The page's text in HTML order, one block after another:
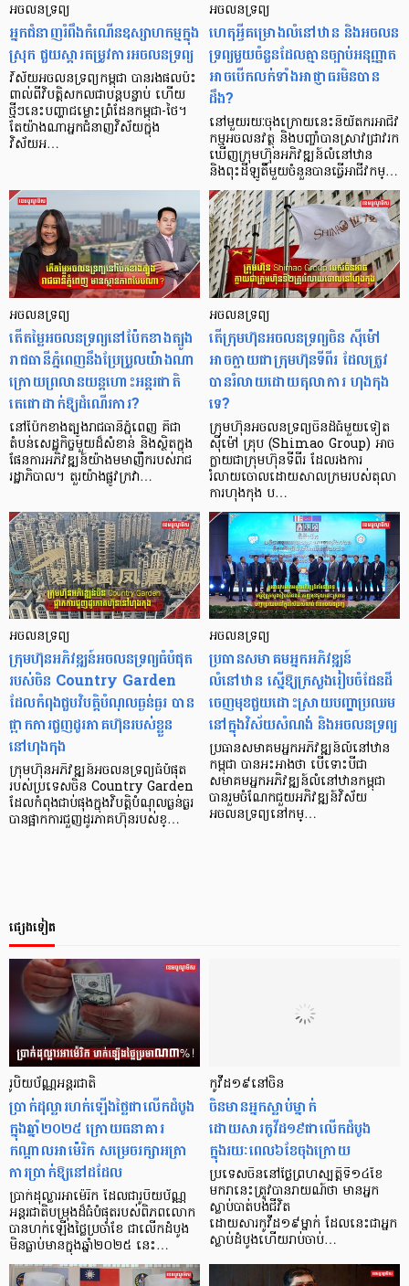
អចលនទ្រព្យ
អ្នកជំនាញរំពឹងកំណើនឧស្សាហកម្មក្នុង
ស្រុក ជួយស្តារតម្រូវការអចលនទ្រព្យ
វិស័យអចលនទ្រព្យកម្ពុជា បានរងផលប៉ះ
ពាល់ពីវិបត្តិសកលជាបន្តបន្ទាប់ ហើយ
ថ្មីៗនេះបញ្ហាជម្លោះព្រំដែនកម្ពុជា-ថៃ។
តែយ៉ាងណាអ្នកជំនាញវិស័យក្នុង
វិស័យអ…
អចលនទ្រព្យ
ហេតុអ្វីគម្រោងលំនៅឋាន និងអចលន
ទ្រព្យមួយចំនួនដែលគ្មានច្បាប់អនុញ្ញាត
អាចបើកលក់ទាំងអាជ្ញាធរមិនបាន
ដឹង?
នៅមួយរយៈចុងក្រោយនេះនិយ័តករអាជីវ
កម្មអចលនវត្ថុ និងបញ្ចាំបានស្រាវជ្រាវរក
ឃើញក្រុមហ៊ុនអភិវឌ្ឍន៍លំនៅឋាន
និងពុះដីឡូតិ៍មួយចំនួនបានធ្វើអាជីវកម្…
អចលនទ្រព្យ
តើតម្លៃអចលនទ្រព្យនៅប៉ែកខាងត្បូង
រាជធានីភ្នំពេញនឹងប្រែប្រួលយ៉ាងណា
ក្រោយព្រលានយន្តហោះអន្តរជាតិ
តេជោដាក់ឱ្យដំណើរការ?
នៅប៉ែកខាងត្បូងរាជធានីភ្នំពេញ គឺជា
តំបន់សេដ្ឋកិច្ចមួយដ៏សំខាន់ និងស្ថិតក្នុង
ផែនការអភិវឌ្ឍន៍យ៉ាងមមាញឹករបស់រាជ
រដ្ឋាភិបាល។ តួរយ៉ាងផ្លូវក្រវា…
អចលនទ្រព្យ
តើក្រុមហ៊ុនអចលនទ្រព្យចិន ស៊ីម៉ៅ
អាចក្លាយជាក្រុមហ៊ុនទីពីរ ដែលត្រូវ
បានរំលាយដោយតុលាការ ហុងកុង
ទេ?
ក្រុមហ៊ុនអចលនទ្រព្យចិនដ៏ធំមួយទៀត
ស៊ីម៉ៅ គ្រុប (Shimao Group) អាច
ក្លាយជាក្រុមហ៊ុនទីពីរ ដែលរងការ
រំលាយចោលដោយសាលក្រមរបស់តុលា
ការហុងកុង ប…
អចលនទ្រព្យ
ក្រុមហ៊ុនអភិវឌ្ឍន៍អចលនទ្រព្យធំបំផុត
របស់ចិន Country Garden
ដែលកំពុងជួបវិបត្តិបំណុលធ្ងន់ធ្ងរ បាន
ផ្អាកការជួញដូរភាគហ៊ុនរបស់ខ្លួន
នៅហុងកុង
ក្រុមហ៊ុនអភិវឌ្ឍន៍អចលនទ្រព្យធំបំផុត
របស់ប្រទេសចិន Country Garden
ដែលកំពុងជាប់ផុងក្នុងវិបត្តិបំណុលធ្ងន់ធ្ងរ
បានផ្អាកការជួញដូរភាគហ៊ុនរបស់ខ្…
អចលនទ្រព្យ
ប្រធានសមាគមអ្នកអភិវឌ្ឍន៍
លំនៅឋាន ស្នើឱ្យក្រសួងរៀបចំដែនដី
ចេញមុខជួយដោះស្រាយបញ្ហាប្រឈម
នៅក្នុងវិស័យសំណង់ និងអចលនទ្រព្យ
ប្រធានសមាគមអ្នកអភិវឌ្ឍន៍លំនៅឋាន
កម្ពុជា បានអះអាងថា បើទោះបីជា
សមាគមអ្នកអភិវឌ្ឍន៍លំនៅឋានកម្ពុជា
បានរួមចំណែកជួយអភិវឌ្ឍន៍វិស័យ
អចលនទ្រព្យនៅកម្…
ផ្សេងទៀត
រូបិយប័ណ្ណអន្តរជាតិ
ប្រាក់ដុល្លារហក់ឡើងថ្លៃជាលើកដំបូង
ក្នុងឆ្នាំ២០២៥ ក្រោយធនាគារ
កណ្ដាលអាម៉េរិក សម្រេចរក្សាអត្រា
ការប្រាក់ឱ្យនៅដដែល
ប្រាក់ដុល្លារអាម៉េរិក ដែលជារូបិយប័ណ្ណ
អន្តរជាតិបម្រុងដ៏ធំបំផុតរបស់ពិភពលោក
បានហក់ឡើងថ្លៃប្រចាំខែ ជាលើកដំបូង
មិនធ្លាប់មានក្នុងឆ្នាំ២០២៥ នេះ…
កូវីដ១៩នៅចិន
ចិនមានអ្នកស្លាប់ម្នាក់
ដោយសារកូវីដ១៩ជាលើកដំបូង
ក្នុងរយៈពេល៦ខែចុងក្រោយ
ប្រទេសចិននៅថ្ងៃព្រហស្បត្តិទី១៤ខែ
មករានេះត្រូវបានរាយណ៍ថា មានអ្នក
ស្លាប់បាត់បង់ជីវិត
ដោយសារកូវីដ១៩ម្នាក់ ដែលនេះជាអ្នក
ស្លាប់ដំបូងហើយរាប់ចាប់…